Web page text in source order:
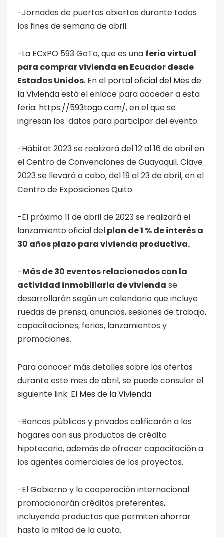
-Jornadas de puertas abiertas durante todos
los fines de semana de abril.
-La ECxPO 593 GoTo, que es una feria virtual
para comprar vivienda en Ecuador desde
Estados Unidos. En el portal oficial del Mes de
la Viviendaestá el enlace para acceder a esta
feria: https://593togo.com/, en el que se
ingresan los datos para participar del evento.
-Hábitat 2023 se realizará del 12 al 16 de abril en
el Centro de Convenciones de Guayaquil. Clave
2023 se llevará a cabo, del 19 al 23 de abril, en el
Centro de Exposiciones Quito.
-El próximo 11 de abril de 2023 se realizará el
lanzamiento oficial delplan de 1 % de interés a
30 años plazo para vivienda productiva.
–Más de 30 eventos relacionados con la
actividad inmobiliaria de vivienda se
desarrollarán según un calendario que incluye
ruedas de prensa, anuncios, sesiones de trabajo,
capacitaciones, ferias, lanzamientos y
promociones.
Para conocer más detalles sobre las ofertas
durante este mes de abril, se puede consular el
siguiente link: El Mes de la Vivienda
-Bancos públicos y privados calificarán a los
hogares con sus productos de crédito
hipotecario, además de ofrecer capacitación a
los agentes comerciales de los proyectos.
-El Gobierno y la cooperación internacional
promocionarán créditos preferentes,
incluyendo productos que permiten ahorrar
hasta la mitad de la cuota.